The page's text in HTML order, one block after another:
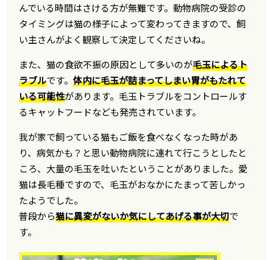
んでいる時間はさける方が無難です。動物病院の受診の
タイミングは猫の様子によって変わってきますので、飼
い主さんがよく観察して決定してくださいね。
また、猫の食欲不振の原因として多いのが毛玉によるト
ラブルです。体内に毛玉が詰まってしまい胃がもたれて
いる可能性があります。毛玉トラブルをコントロールす
るキャットフードなども発売されています。
我が家で飼っている猫もご飯を食べなくなった時があ
り、病気かも？と思い動物病院に連れて行こうとしたと
ころ、大量の毛玉を吐いたということがありました。愛
猫は長毛種ですので、毛玉がおなかにたまって苦しかっ
たようでした。
普段から猫に異変がないか気にしてあげる事が大切で
す。